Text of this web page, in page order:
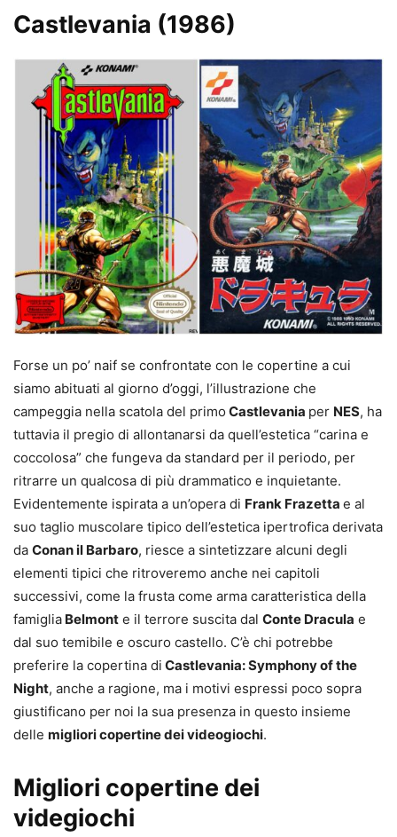
Castlevania (1986)
Forse un po’ naif se confrontate con le copertine a cui
siamo abituati al giorno d’oggi, l’illustrazione che
campeggia nella scatola del primo Castlevania per NES, ha
tuttavia il pregio di allontanarsi da quell’estetica “carina e
coccolosa” che fungeva da standard per il periodo, per
ritrarre un qualcosa di più drammatico e inquietante.
Evidentemente ispirata a un’opera di Frank Frazetta e al
suo taglio muscolare tipico dell’estetica ipertrofica derivata
da Conan il Barbaro, riesce a sintetizzare alcuni degli
elementi tipici che ritroveremo anche nei capitoli
successivi, come la frusta come arma caratteristica della
famiglia Belmont e il terrore suscita dal Conte Dracula e
dal suo temibile e oscuro castello. C’è chi potrebbe
preferire la copertina di Castlevania: Symphony of the
Night, anche a ragione, ma i motivi espressi poco sopra
giustificano per noi la sua presenza in questo insieme
delle migliori copertine dei videogiochi.
Migliori copertine dei
videgiochi